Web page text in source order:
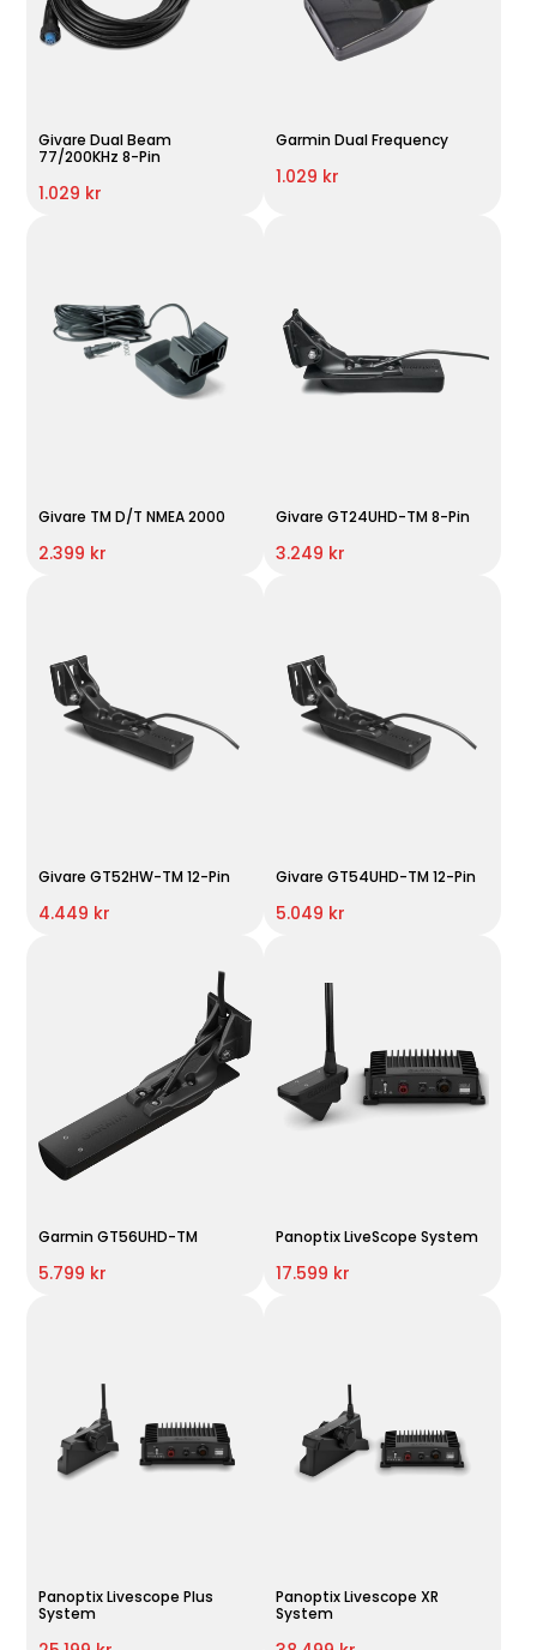
Givare Dual Beam
77/200KHz 8-Pin
1.029 kr
Garmin Dual Frequency
1.029 kr
Givare TM D/T NMEA 2000
2.399 kr
Givare GT24UHD-TM 8-Pin
3.249 kr
Givare GT52HW-TM 12-Pin
4.449 kr
Givare GT54UHD-TM 12-Pin
5.049 kr
Garmin GT56UHD-TM
5.799 kr
Panoptix LiveScope System
17.599 kr
Panoptix Livescope Plus
System
Panoptix Livescope XR
System